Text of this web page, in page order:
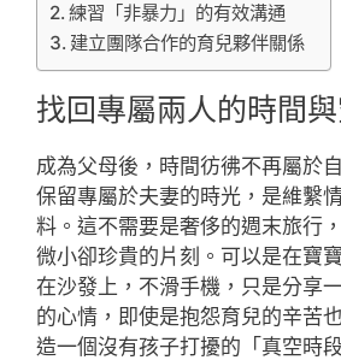
練習「非暴力」的有效溝通
建立團隊合作的育兒夥伴關係
找回專屬兩人的時間
成為父母後，時間彷彿不再屬於
保留專屬於夫妻的時光，是維繫
料。這不需要是奢侈的週末旅行
微小卻珍貴的片刻。可以是在寶
在沙發上，不滑手機，只是分享
的心情，即使是抱怨育兒的辛苦
造一個沒有孩子打擾的「真空時